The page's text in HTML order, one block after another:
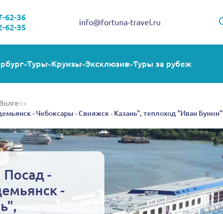
себе увлекательную поездку? Могу помочь!
62-36
62-35
info@fortuna-travel.ru
Туры Круизы Эксклюзив Туры за рубеж
>>
- Чебоксары - Свияжск - Казань", теплоход "Иван Бунин"
-
-